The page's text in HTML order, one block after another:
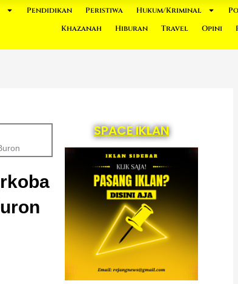
Pendidikan Peristiwa Hukum/Kriminal
Khazanah
Hiburan Travel Opini
SPACE IKLAN